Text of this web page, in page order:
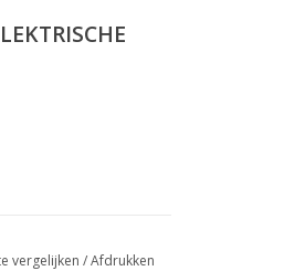
vergelijken /Afdrukken